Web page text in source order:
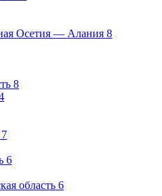
Осетия — Алания 8
8
7
6
область 6